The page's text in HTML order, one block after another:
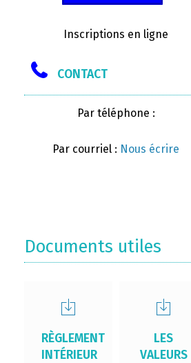
Inscriptions en ligne
CONTACT
Par téléphone :
Par courriel : Nous écrire
Documents utiles
RÈGLEMENT
INTÉRIEUR
LES
VALEURS